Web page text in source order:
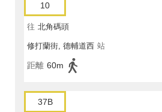
10
往 北角碼頭
修打蘭街, 德輔道西 站
距離 60m
37B